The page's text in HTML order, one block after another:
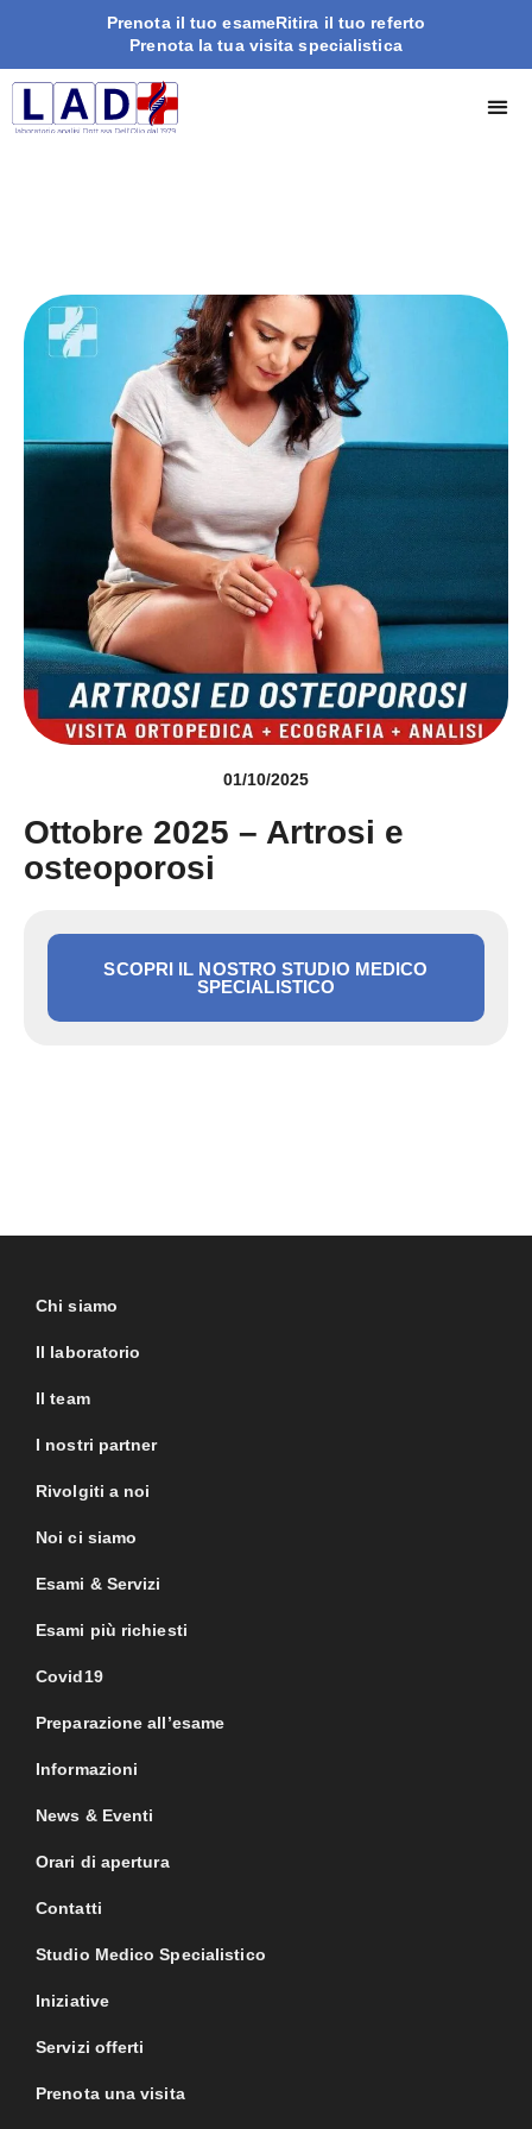
Prenota il tuo esameRitira il tuo referto
Prenota la tua visita specialistica
01/10/2025
Ottobre 2025 – Artrosi e
osteoporosi
SCOPRI IL NOSTRO STUDIO MEDICO
SPECIALISTICO
Chi siamo
Il laboratorio
Il team
I nostri partner
Rivolgiti a noi
Noi ci siamo
Esami & Servizi
Esami più richiesti
Covid19
Preparazione all’esame
Informazioni
News & Eventi
Orari di apertura
Contatti
Studio Medico Specialistico
Iniziative
Servizi offerti
Prenota una visita